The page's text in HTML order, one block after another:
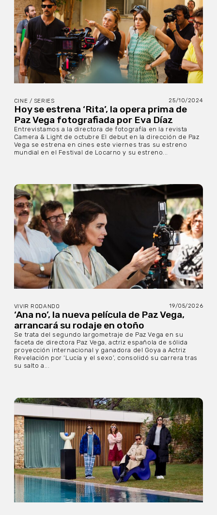
CINE / SERIES 25/10/2024
Hoy se estrena ‘Rita’, la opera prima de
Paz Vega fotografiada por Eva Díaz
Entrevistamos a la directora de fotografía en la revista
Camera & Light de octubre El debut en la dirección de Paz
Vega se estrena en cines este viernes tras su estreno
mundial en el Festival de Locarno y su estreno...
VIVIR RODANDO 19/05/2026
‘Ana no’, la nueva película de Paz Vega,
arrancará su rodaje en otoño
Se trata del segundo largometraje de Paz Vega en su
faceta de directora Paz Vega, actriz española de sólida
proyección internacional y ganadora del Goya a Actriz
Revelación por ‘Lucía y el sexo’, consolidó su carrera tras
su salto a...